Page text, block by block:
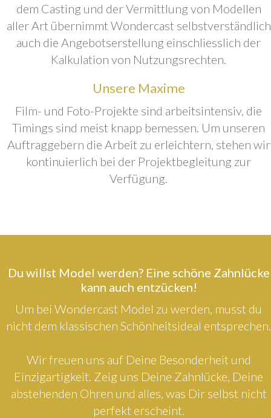
dem Casting und der Vermittlung von Modellen
aller Art übernimmt Wondercast selbstverständlich
auch die Angebotserstellung einschliesslich der
Kalkulation von Nutzungsrechten.
Unsere Maxime
Film- und Foto-Projekte sind arbeitsintensiv, die
Timings sind meist knapp bemessen. Um unseren
Auftraggebern die Arbeit zu erleichtern, stehen wir
kontinuierlich bei der Projektbegleitung zur
Verfügung.
Du willst Model werden? Eine schöne Zahnlücke
kann auch entzücken!
Um bei Wondercast Model zu werden, musst du
nicht dem klassischen Schönheitsideal entsprechen.
Wir freuen uns auf Deine Besonderheit und
Einzigartigkeit. Zeig uns Deine Zahnlücke, Deine
abstehenden Ohren und alles, was Dir selbst nicht
perfekt erscheint.